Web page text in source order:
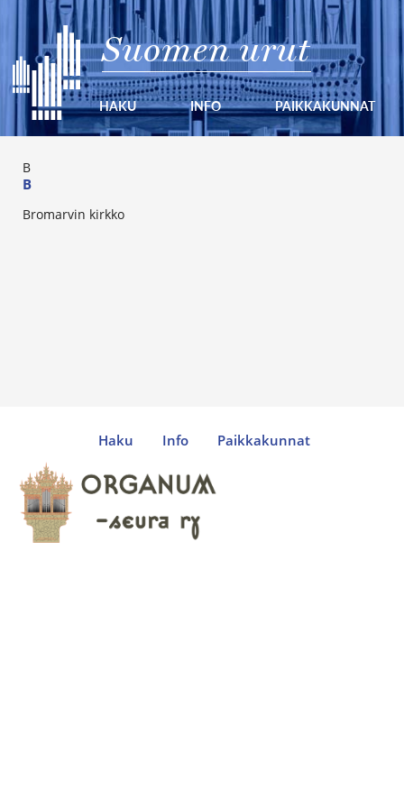
Suomen urut
HAKU INFO PAIKKAKUNNAT
B
B
Bromarvin kirkko
Haku Info Paikkakunnat